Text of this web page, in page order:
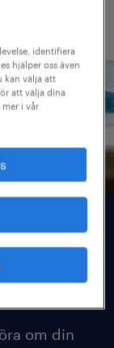
om din
identifiera
hjälper oss även
kan välja att
att välja dina
mer i vår